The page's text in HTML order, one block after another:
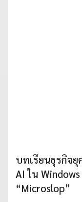
บทเรียนธุรกิจยุ
AI ใน
“Microslop”